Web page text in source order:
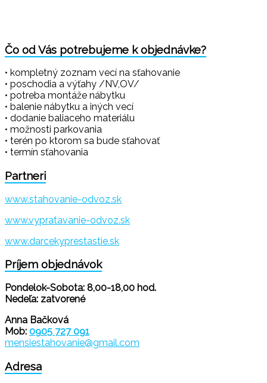
Čo od Vás potrebujeme k objednávke?
• kompletný zoznam vecí na sťahovanie
• poschodia a výťahy /NV,OV/
• potreba montáže nábytku
• balenie nábytku a iných vecí
• dodanie baliaceho materiálu
• možnosti parkovania
• terén po ktorom sa bude sťahovať
• termín sťahovania
Partneri
www.stahovanie-odvoz.sk
www.vypratavanie-odvoz.sk
www.darcekyprestastie.sk
Príjem objednávok
Pondelok-Sobota: 8,00-18,00 hod.
Nedeľa: zatvorené
Anna Bačková
Mob: 0905 727 091
mensiestahovanie@gmail.com
Adresa